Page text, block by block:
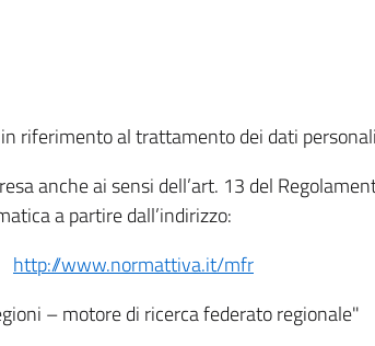
riferimento al trattamento dei dati
anche ai sensi dell’art. 13 del
a partire dall’indirizzo:
http://www.normattiva.it/mfr
– motore di ricerca federato regionale"